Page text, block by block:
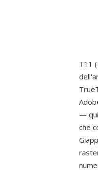
T11
—
che